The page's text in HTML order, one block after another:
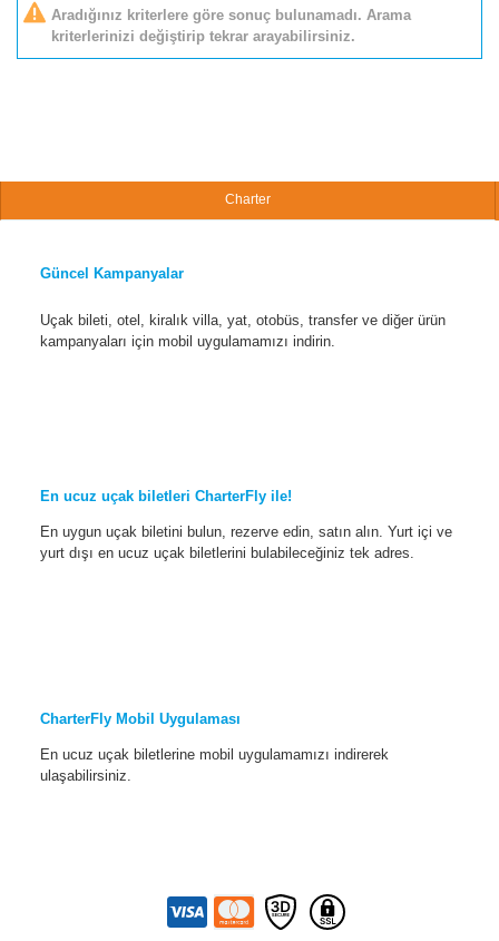
Aradığınız kriterlere göre sonuç bulunamadı. Arama
kriterlerinizi değiştirip tekrar arayabilirsiniz.
Charter
Güncel Kampanyalar
Uçak bileti, otel, kiralık villa, yat, otobüs, transfer ve diğer ürün
kampanyaları için mobil uygulamamızı indirin.
En ucuz uçak biletleri CharterFly ile!
En uygun uçak biletini bulun, rezerve edin, satın alın. Yurt içi ve
yurt dışı en ucuz uçak biletlerini bulabileceğiniz tek adres.
CharterFly Mobil Uygulaması
En ucuz uçak biletlerine mobil uygulamamızı indirerek
ulaşabilirsiniz.